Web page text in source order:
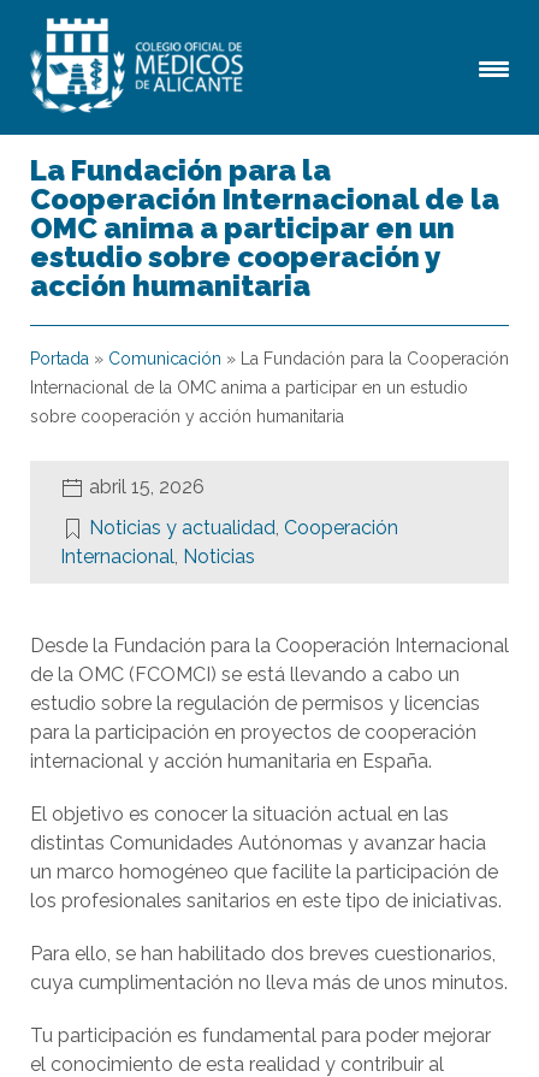
La Fundación para la
Cooperación Internacional de la
OMC anima a participar en un
estudio sobre cooperación y
acción humanitaria
Portada » Comunicación »
La Fundación para la Cooperación
Internacional de la OMC anima a participar en un estudio
sobre cooperación y acción humanitaria
abril 15, 2026
Noticias y actualidad, Cooperación
Internacional, Noticias
Desde la Fundación para la Cooperación Internacional
de la OMC (FCOMCI) se está llevando a cabo un
estudio sobre la regulación de permisos y licencias
para la participación en proyectos de cooperación
internacional y acción humanitaria en España.
El objetivo es conocer la situación actual en las
distintas Comunidades Autónomas y avanzar hacia
un marco homogéneo que facilite la participación de
los profesionales sanitarios en este tipo de iniciativas.
Para ello, se han habilitado dos breves cuestionarios,
cuya cumplimentación no lleva más de unos minutos.
Tu participación es fundamental para poder mejorar
el conocimiento de esta realidad y contribuir al